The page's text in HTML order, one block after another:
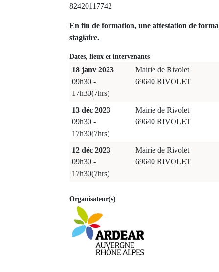
82420117742
En fin de formation, une attestation de
stagiaire.
Dates, lieux et intervenants
18 janv 2023
09h30 -
17h30(7hrs)
Mairie de Rivolet
69640 RIVOLET
13 déc 2023
09h30 -
17h30(7hrs)
Mairie de Rivolet
69640 RIVOLET
12 déc 2023
09h30 -
17h30(7hrs)
Mairie de Rivolet
69640 RIVOLET
Organisateur(s)